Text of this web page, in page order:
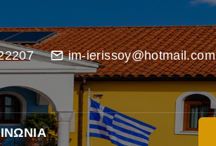
im-ierissoy@hotmail.com